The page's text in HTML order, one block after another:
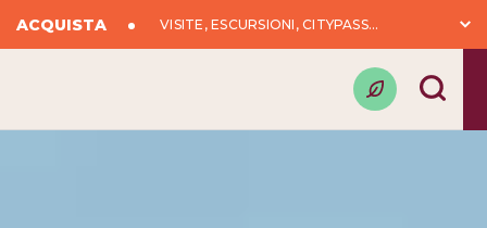
ACQUISTA VISITE, ESCURSIONI, CITYPASS...